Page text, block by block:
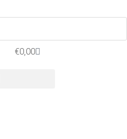
€0,00